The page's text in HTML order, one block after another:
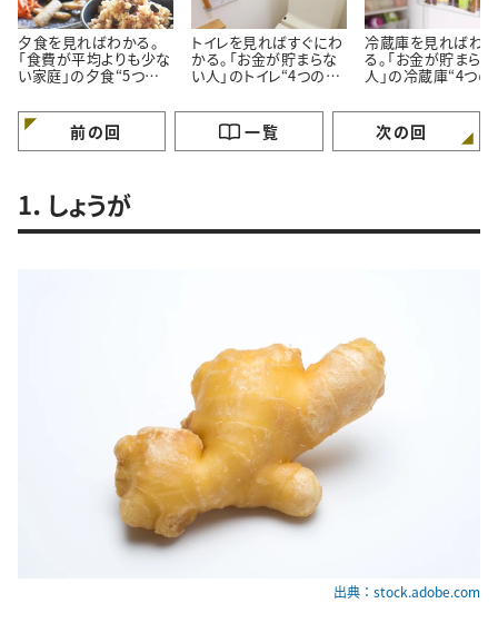
夕食を見ればわかる。
「食費が平均よりも少な
い家庭」の夕食“5つの
トイレを見ればすぐにわ
かる。「お金が貯まらな
い人」のトイレ“4つの特
冷蔵庫を見ればわか
る。「お金が貯まら
人」の冷蔵庫“4つの
前の回 一覧 次の回
1．しょうが
出典：stock.adobe.com